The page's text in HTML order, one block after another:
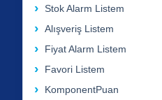
Stok Alarm Listem
Alışveriş Listem
Fiyat Alarm Listem
Favori Listem
KomponentPuan